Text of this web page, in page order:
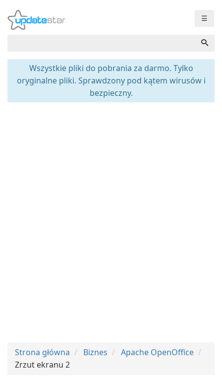
☰
Wszystkie pliki do pobrania za darmo. Tylko
oryginalne pliki. Sprawdzony pod kątem wirusów i
bezpieczny.
Strona główna Biznes
Apache OpenOffice
Zrzut ekranu 2